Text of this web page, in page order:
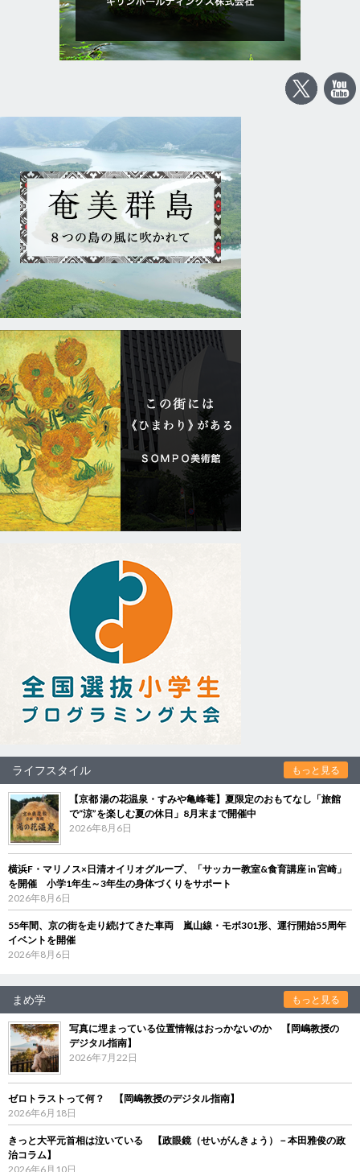
ライフスタイル もっと見る
【京都 湯の花温泉・すみや亀峰菴】夏限定のおもてなし「旅館
で“涼”を楽しむ夏の休日」8月末まで開催中
2026年8月6日
横浜F・マリノス×日清オイリオグループ、「サッカー教室&食育講座 in 宮崎」
を開催 小学1年生～3年生の身体づくりをサポート
2026年8月6日
55年間、京の街を走り続けてきた車両 嵐山線・モボ301形、運行開始55周年
イベントを開催
2026年8月6日
まめ学 もっと見る
写真に埋まっている位置情報はおっかないのか 【岡嶋教授の
デジタル指南】
2026年7月22日
ゼロトラストって何？ 【岡嶋教授のデジタル指南】
2026年6月18日
きっと大平元首相は泣いている 【政眼鏡（せいがんきょう）－本田雅俊の政
治コラム】
2026年6月10日